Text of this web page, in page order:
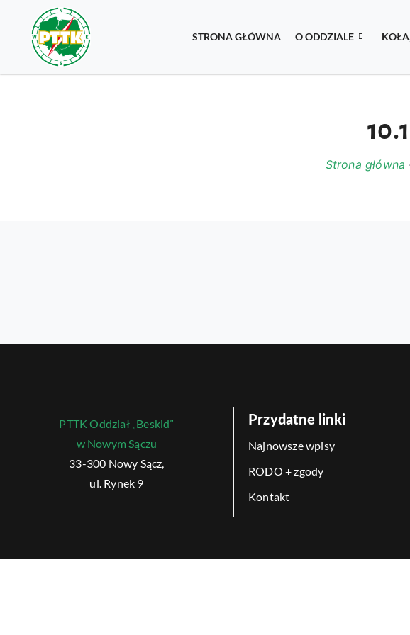
STRONA GŁÓWNA O ODDZIALE
Strona główna
PTTK Oddział „Beskid”
w Nowym Sączu
33-300 Nowy Sącz,
ul. Rynek 9
Przydatne linki
Najnowsze wpisy
RODO + zgody
Kontakt